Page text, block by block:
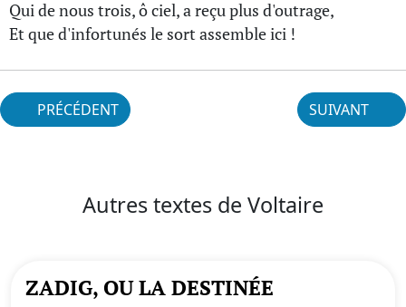
Qui de nous trois, ô ciel, a reçu plus d'outrage,
Et que d'infortunés le sort assemble ici !
PRÉCÉDENT SUIVANT
Autres textes de Voltaire
ZADIG, OU LA DESTINÉE